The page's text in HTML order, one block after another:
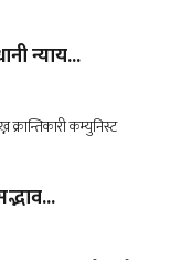
न्याय...